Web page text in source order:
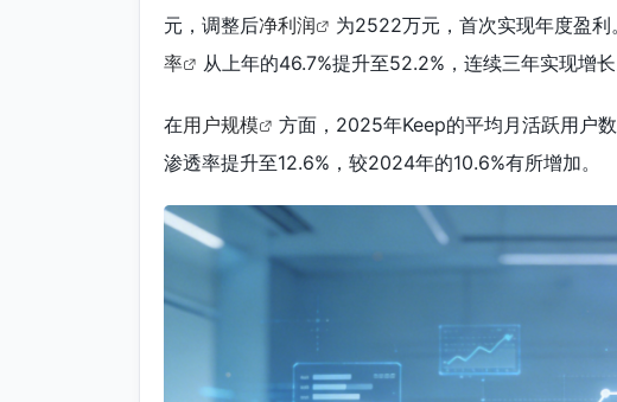
元，调整后净利润 为2522万元，首次实现年度盈利
率
从上年的46.7%提升至52.2%，连续三年实现增长
在用户规模
方面，2025年Keep的平均月活跃用户
渗透率提升至12.6%，较2024年的10.6%有所增加。